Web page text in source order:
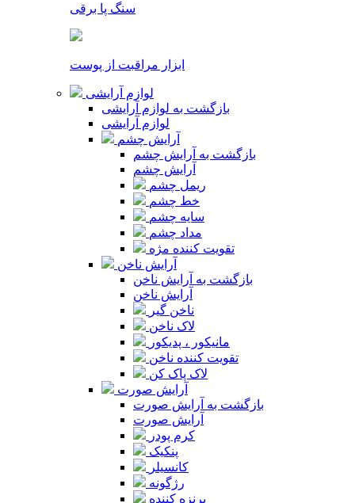
سنگ پا برقی
ابزار مراقبت از پوست
لوازم آرایشی
بازگشت به لوازم آرایشی
لوازم آرایشی
آرایش چشم
بازگشت به آرایش چشم
آرایش چشم
ریمل چشم
خط چشم
سایه چشم
مداد چشم
تقویت کننده مژه
آرایش ناخن
بازگشت به آرایش ناخن
آرایش ناخن
ناخن گیر
لاک ناخن
مانیکور ، پدیکور
تقویت کننده ناخن
لاک پاک کن
آرایش صورت
بازگشت به آرایش صورت
آرایش صورت
کرم پودر
پنکیک
کانسیلر
رژگونه
برنزه کننده